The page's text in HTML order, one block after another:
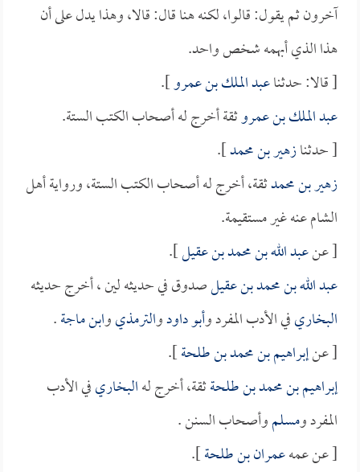
آخرون ثم يقول: قالوا، لكنه هنا قال: قالا، وهذا يدل على أن
هذا الذي أبهمه شخص واحد.
[ قالا: حدثناعبد الملك بن عمرو].
عبد الملك بن عمروثقة أخرج له أصحاب الكتب الستة.
[ حدثنازهير بن محمد].
زهير بن محمدثقة، أخرج له أصحاب الكتب الستة، ورواية أهل
الشام عنه غير مستقيمة.
[ عنعبد الله بن محمد بن عقيل].
عبد الله بن محمد بن عقيلصدوق في حديثه لين ، أخرج حديثه
البخاريفي الأدب المفرد وأبو داودوالترمذيوابن ماجة.
[ عنإبراهيم بن محمد بن طلحة].
إبراهيم بن محمد بن طلحةثقة، أخرج لهالبخاريفي الأدب
المفرد ومسلموأصحاب السنن .
[ عن عمهعمران بن طلحة].